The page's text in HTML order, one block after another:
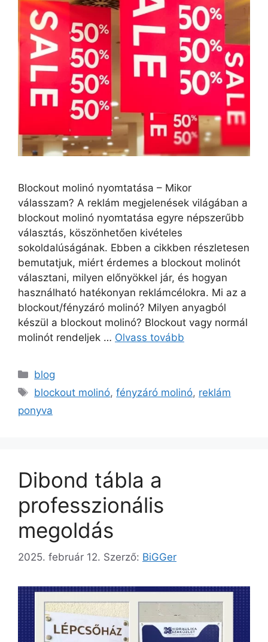
Blockout molinó nyomtatása – Mikor
válasszam? A reklám megjelenések világában a
blockout molinó nyomtatása egyre népszerűbb
választás, köszönhetően kivételes
sokoldalúságának. Ebben a cikkben részletesen
bemutatjuk, miért érdemes a blockout molinót
választani, milyen előnyökkel jár, és hogyan
használható hatékonyan reklámcélokra. Mi az a
blockout/fényzáró molinó? Milyen anyagból
készül a blockout molinó? Blockout vagy normál
molinót rendeljek … Olvass tovább
blog
blockout molinó,fényzáró molinó, reklám
ponyva
Dibond tábla a
professzionális
megoldás
2025. február 12. Szerző: BiGGer